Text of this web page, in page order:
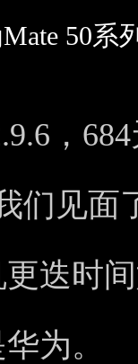
50系
，
们见面
迭时
为。